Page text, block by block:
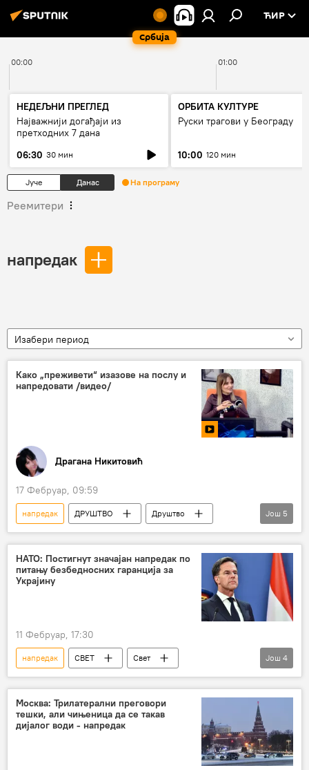
Србија
ЋИР
00:00 01:00
НЕДЕЉНИ ПРЕГЛЕД
Најважнији догађаји из
претходних 7 дана
06:30 30 мин
ОРБИТА КУЛТУРЕ
Руски трагови у Београду
10:00 120 мин
Јуче Данас На програму
Реемитери
напредак
Изабери период
Како „преживети“ изазове на послу и
напредовати /видео/
Драгана Никитовић
17 Фебруар, 09:59
напредак ДРУШТВО
Друштво
посао
тренер
изазови
компаније
лидер
Још 5
НАТО: Постигнут значајан напредак по
питању безбедносних гаранција за
Украјину
11 Фебруар, 17:30
напредак СВЕТ
Свет
Специјална војна операција у Украјини – вести
Марк Руте
НАТО гаранције
Још 4
Москва: Трилатерални преговори
тешки, али чињеница да се такав
дијалог води - напредак